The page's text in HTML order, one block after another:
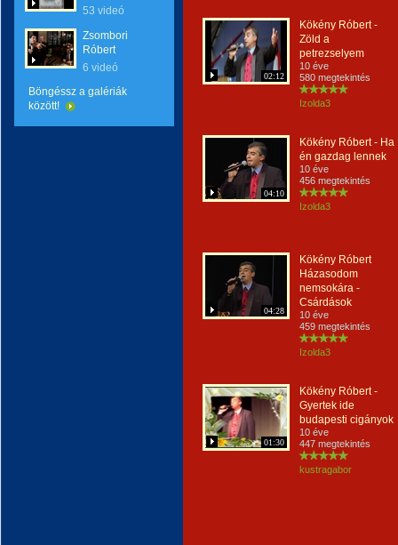
53 videó
Zsombori
Róbert
6 videó
Böngéssz a galériák
között!
02:12
Kökény Róbert -
Zöld a
petrezselyem
10 éve
580 megtekintés
Izolda3
04:10
Kökény Róbert - Ha
én gazdag lennek
10 éve
456 megtekintés
Izolda3
04:28
Kökény Róbert
Házasodom
nemsokára -
Csárdások
10 éve
459 megtekintés
Izolda3
01:30
Kökény Róbert -
Gyertek ide
budapesti cigányok
10 éve
447 megtekintés
kustragabor